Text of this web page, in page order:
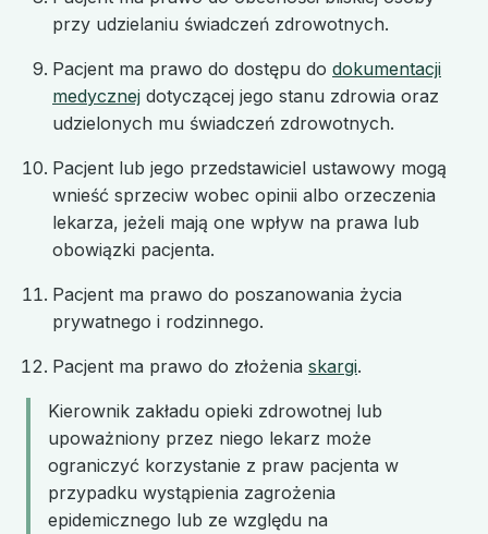
przy udzielaniu świadczeń zdrowotnych.
Pacjent ma prawo do dostępu do dokumentacji
medycznej dotyczącej jego stanu zdrowia oraz
udzielonych mu świadczeń zdrowotnych.
Pacjent lub jego przedstawiciel ustawowy mogą
wnieść sprzeciw wobec opinii albo orzeczenia
lekarza, jeżeli mają one wpływ na prawa lub
obowiązki pacjenta.
Pacjent ma prawo do poszanowania życia
prywatnego i rodzinnego.
Pacjent ma prawo do złożenia skargi.
Kierownik zakładu opieki zdrowotnej lub
upoważniony przez niego lekarz może
ograniczyć korzystanie z praw pacjenta w
przypadku wystąpienia zagrożenia
epidemicznego lub ze względu na